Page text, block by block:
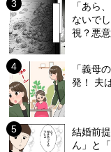
「あら
ないで
視？悪
「義母
発！ 夫
結婚前
ん」と